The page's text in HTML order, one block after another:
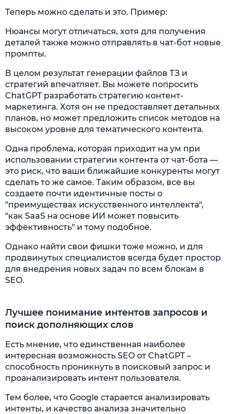
Теперь можно сделать и это. Пример:
Нюансы могут отличаться, хотя для получения
деталей также можно отправлять в чат-бот новые
промпты.
В целом результат генерации файлов ТЗ и
стратегий впечатляет. Вы можете попросить
ChatGPT разработать стратегию контент-
маркетинга. Хотя он не предоставляет детальных
планов, но может предложить список методов на
высоком уровне для тематического контента.
Одна проблема, которая приходит на ум при
использовании стратегии контента от чат-бота —
это риск, что ваши ближайшие конкуренты могут
сделать то же самое. Таким образом, все вы
создаете почти идентичные посты о
"преимуществах искусственного интеллекта",
"как SaaS на основе ИИ может повысить
эффективность" и тому подобное.
Однако найти свои фишки тоже можно, и для
продвинутых специалистов всегда будет простор
для внедрения новых задач по всем блокам в
SEO.
Лучшее понимание интентов запросов и
поиск дополняющих слов
Есть мнение, что единственная наиболее
интересная возможность SEO от ChatGPT –
способность проникнуть в поисковый запрос и
проанализировать интент пользователя.
Тем более, что Google старается анализировать
интенты, и качество анализа значительно